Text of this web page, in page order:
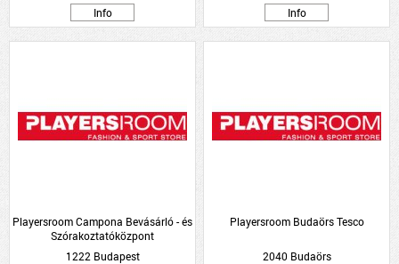
Info
Info
Playersroom Campona Bevásárló - és
Szórakoztatóközpont
1222 Budapest
Playersroom Budaörs Tesco
2040 Budaörs